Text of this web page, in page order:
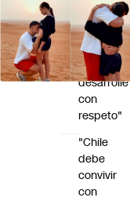
"el
debate
político
se
desarrolle
con
respeto"
"Chile
debe
convivir
con